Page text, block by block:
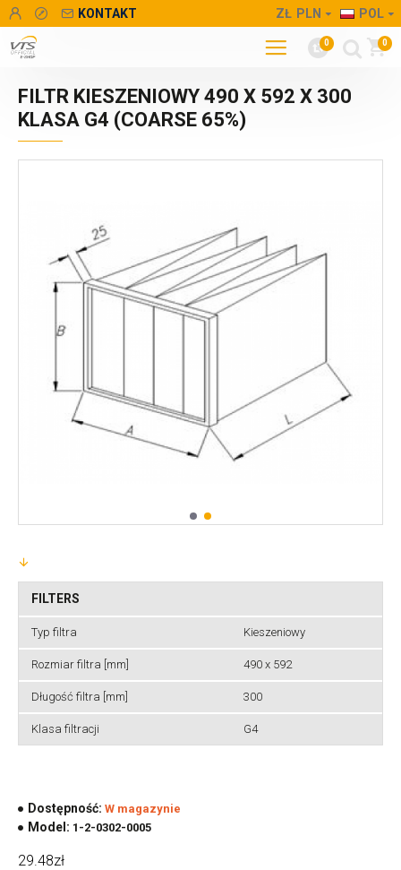
KONTAKT ZŁ PLN POL
0 0
FILTR KIESZENIOWY 490 X 592 X 300
KLASA G4 (COARSE 65%)
FILTERS
Typ filtra Kieszeniowy
Rozmiar filtra [mm] 490 x 592
Długość filtra [mm] 300
Klasa filtracji G4
Dostępność: W magazynie
Model: 1-2-0302-0005
29.48zł